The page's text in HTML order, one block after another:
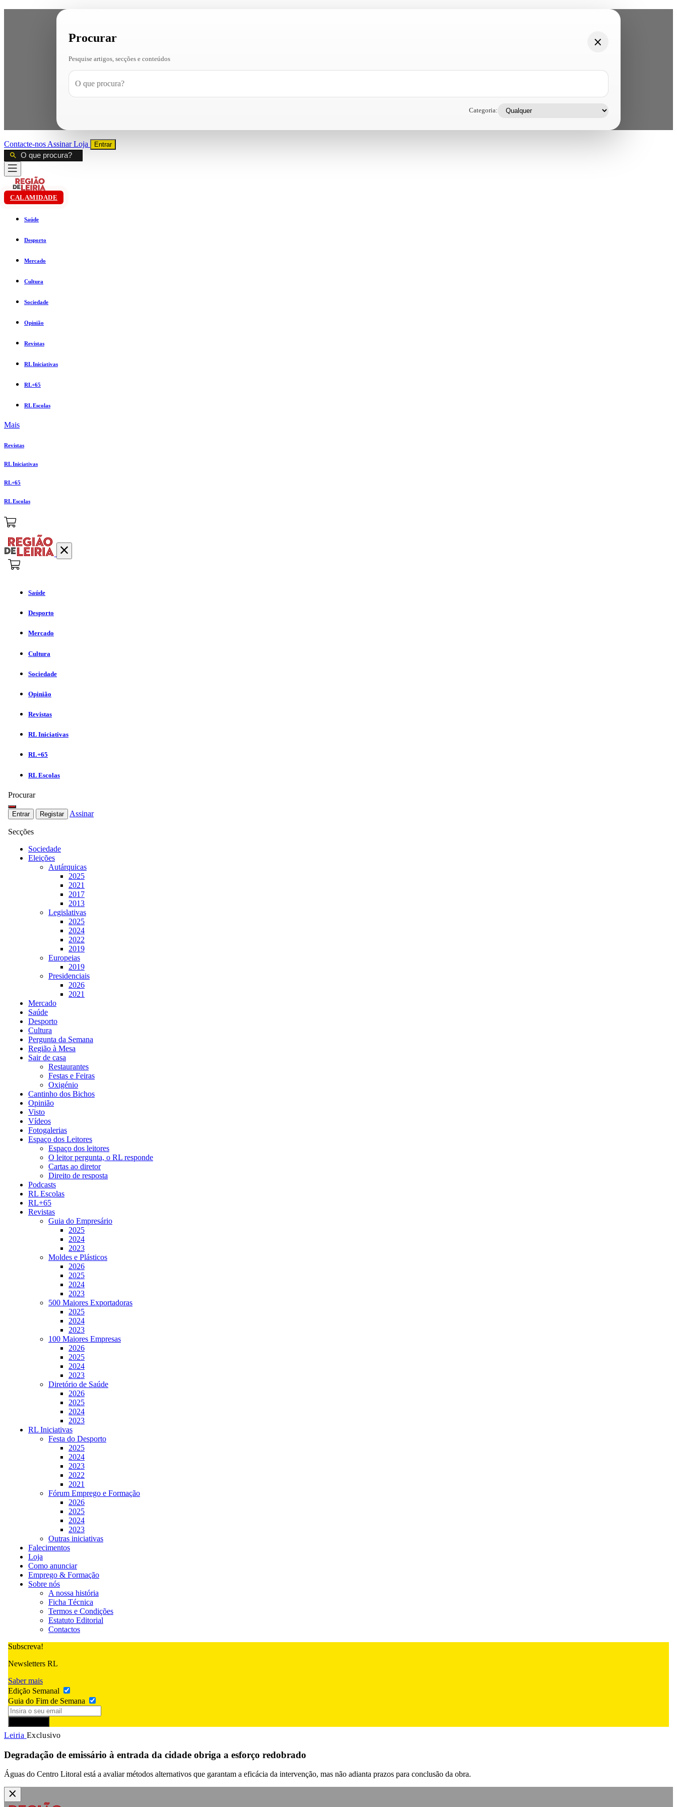
Procurar
Pesquise artigos, secções e conteúdos
Categoria:
Contacte-nos AssinarLoja Entrar
CALAMIDADE
Saúde
Desporto
Mercado
Cultura
Sociedade
Opinião
Revistas
RL Iniciativas
RL+65
RL Escolas
Mais
Revistas
RL Iniciativas
RL+65
RL Escolas
Saúde
Desporto
Mercado
Cultura
Sociedade
Opinião
Revistas
RL Iniciativas
RL+65
RL Escolas
Procurar
Entrar Registar Assinar
Secções
Sociedade
Eleições
Autárquicas
2025
2021
2017
2013
Legislativas
2025
2024
2022
2019
Europeias
2019
Presidenciais
2026
2021
Mercado
Saúde
Desporto
Cultura
Pergunta da Semana
Região à Mesa
Sair de casa
Restaurantes
Festas e Feiras
Oxigénio
Cantinho dos Bichos
Opinião
Visto
Vídeos
Fotogalerias
Espaço dos Leitores
Espaço dos leitores
O leitor pergunta, o RL responde
Cartas ao diretor
Direito de resposta
Podcasts
RL Escolas
RL+65
Revistas
Guia do Empresário
2025
2024
2023
Moldes e Plásticos
2026
2025
2024
2023
500 Maiores Exportadoras
2025
2024
2023
100 Maiores Empresas
2026
2025
2024
2023
Diretório de Saúde
2026
2025
2024
2023
RL Iniciativas
Festa do Desporto
2025
2024
2023
2022
2021
Fórum Emprego e Formação
2026
2025
2024
2023
Outras iniciativas
Falecimentos
Loja
Como anunciar
Emprego & Formação
Sobre nós
A nossa história
Ficha Técnica
Termos e Condições
Estatuto Editorial
Contactos
Subscreva!
Newsletters RL
Saber mais
Edição Semanal
Guia do Fim de Semana
Leiria Exclusivo
Degradação de emissário à entrada da cidade obriga a esforço redobrado
Águas do Centro Litoral está a avaliar métodos alternativos que garantam a eficácia da intervenção, mas não adianta prazos para conclusão da obra.